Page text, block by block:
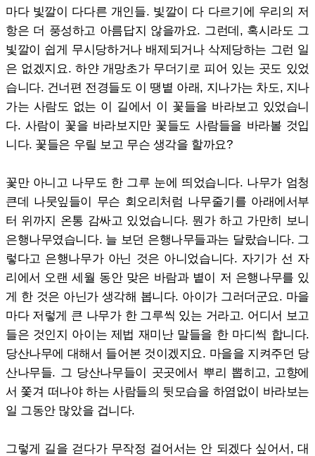
마다 빛깔이 다다른 개인들. 빛깔이 다 다르기에 우리의 저
항은 더 풍성하고 아름답지 않을까요. 그런데, 혹시라도 그
빛깔이 쉽게 무시당하거나 배제되거나 삭제당하는 그런 일
은 없겠지요. 하얀 개망초가 무더기로 피어 있는 곳도 있었
습니다. 건너편 전경들도 이 땡볕 아래, 지나가는 차도, 지나
가는 사람도 없는 이 길에서 이 꽃들을 바라보고 있었습니
다. 사람이 꽃을 바라보지만 꽃들도 사람들을 바라볼 것입
니다. 꽃들은 우릴 보고 무슨 생각을 할까요?
꽃만 아니고 나무도 한 그루 눈에 띄었습니다. 나무가 엄청
큰데 나뭇잎들이 무슨 회오리처럼 나무줄기를 아래에서부
터 위까지 온통 감싸고 있었습니다. 뭔가 하고 가만히 보니
은행나무였습니다. 늘 보던 은행나무들과는 달랐습니다. 그
렇다고 은행나무가 아닌 것은 아니었습니다. 자기가 선 자
리에서 오랜 세월 동안 맞은 바람과 볕이 저 은행나무를 있
게 한 것은 아닌가 생각해 봅니다. 아이가 그러더군요. 마을
마다 저렇게 큰 나무가 한 그루씩 있는 거라고. 어디서 보고
들은 것인지 아이는 제법 재미난 말들을 한 마디씩 합니다.
당산나무에 대해서 들어본 것이겠지요. 마을을 지켜주던 당
산나무들. 그 당산나무들이 곳곳에서 뿌리 뽑히고, 고향에
서 쫓겨 떠나야 하는 사람들의 뒷모습을 하염없이 바라보는
일 그동안 많았을 겁니다.
그렇게 길을 걷다가 무작정 걸어서는 안 되겠다 싶어서, 대